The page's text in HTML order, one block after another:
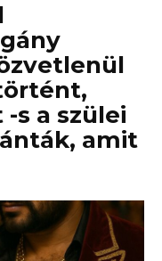
s a szülei
amit